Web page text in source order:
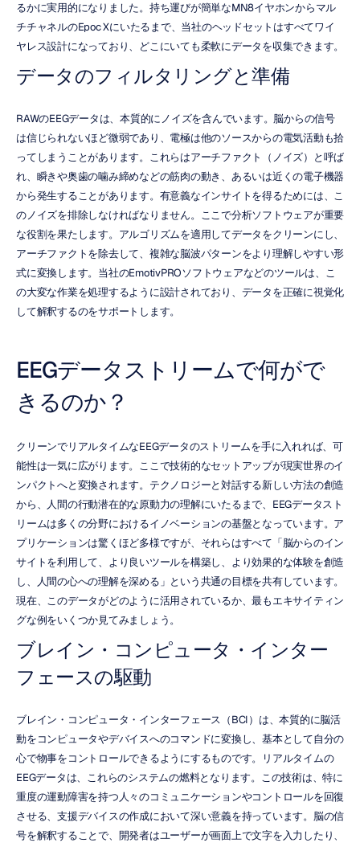
るかに実用的になりました。持ち運びが簡単なMN8イヤホンからマル
チチャネルのEpoc Xにいたるまで、当社のヘッドセットはすべてワイ
ヤレス設計になっており、どこにいても柔軟にデータを収集できます。
データのフィルタリングと準備
RAWのEEGデータは、本質的にノイズを含んでいます。脳からの信号
は信じられないほど微弱であり、電極は他のソースからの電気活動も拾
ってしまうことがあります。これらはアーチファクト（ノイズ）と呼ば
れ、瞬きや奥歯の噛み締めなどの筋肉の動き、あるいは近くの電子機器
から発生することがあります。有意義なインサイトを得るためには、こ
のノイズを排除しなければなりません。ここで分析ソフトウェアが重要
な役割を果たします。アルゴリズムを適用してデータをクリーンにし、
アーチファクトを除去して、複雑な脳波パターンをより理解しやすい形
式に変換します。当社のEmotivPROソフトウェアなどのツールは、こ
の大変な作業を処理するように設計されており、データを正確に視覚化
して解釈するのをサポートします。
EEGデータストリームで何がで
きるのか？
クリーンでリアルタイムなEEGデータのストリームを手に入れれば、可
能性は一気に広がります。ここで技術的なセットアップが現実世界のイ
ンパクトへと変換されます。テクノロジーと対話する新しい方法の創造
から、人間の行動潜在的な原動力の理解にいたるまで、EEGデータスト
リームは多くの分野におけるイノベーションの基盤となっています。ア
プリケーションは驚くほど多様ですが、それらはすべて「脳からのイン
サイトを利用して、より良いツールを構築し、より効果的な体験を創造
し、人間の心への理解を深める」という共通の目標を共有しています。
現在、このデータがどのように活用されているか、最もエキサイティン
グな例をいくつか見てみましょう。
ブレイン・コンピュータ・インター
フェースの駆動
ブレイン・コンピュータ・インターフェース（BCI）は、本質的に脳活
動をコンピュータやデバイスへのコマンドに変換し、基本として自分の
心で物事をコントロールできるようにするものです。リアルタイムの
EEGデータは、これらのシステムの燃料となります。この技術は、特に
重度の運動障害を持つ人々のコミュニケーションやコントロールを回復
させる、支援デバイスの作成において深い意義を持っています。脳の信
号を解釈することで、開発者はユーザーが画面上で文字を入力したり、